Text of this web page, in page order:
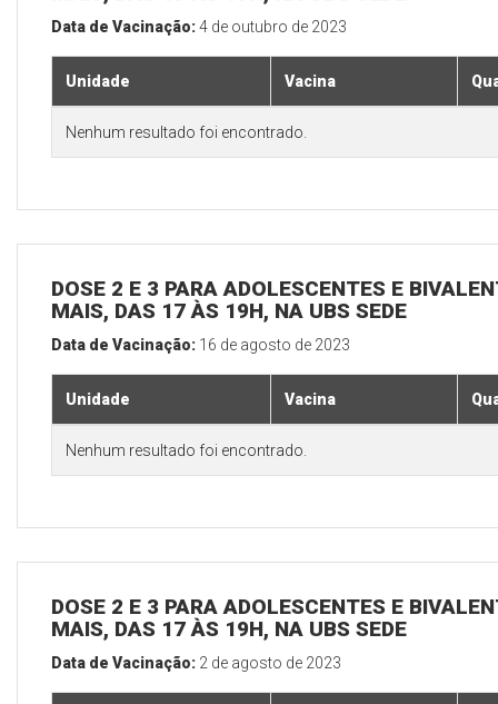
Data de Vacinação:4 de outubro de 2023
Unidade Vacina
Nenhum resultado foi encontrado.
DOSE 2 E 3 PARA ADOLESCENTES E
MAIS, DAS 17 ÀS 19H, NA UBS SEDE
Data de Vacinação: 16 de agosto de 2023
Unidade Vacina
Nenhum resultado foi encontrado.
DOSE 2 E 3 PARA ADOLESCENTES E
MAIS, DAS 17 ÀS 19H, NA UBS SEDE
Data de Vacinação: 2 de agosto de 2023